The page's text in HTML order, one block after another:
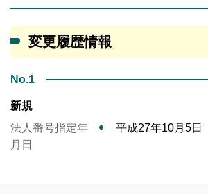
変更履歴情報
No.1
新規
法人番号指定年
月日
平成27年10月5日